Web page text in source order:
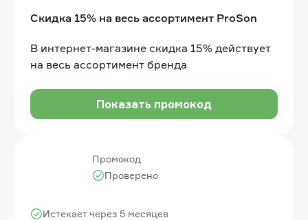
Скидка 15% на весь ассортимент ProSon
В интернет-магазине скидка 15% действует
на весь ассортимент бренда
Показать промокод
Промокод
Истекает через 5 месяцев
Проверено